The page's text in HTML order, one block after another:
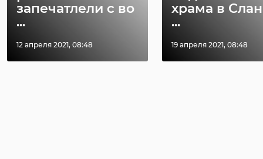
запечатлели с во
...
12 апреля 2021, 08:48
храма в
...
19 апреля 2021, 08:48